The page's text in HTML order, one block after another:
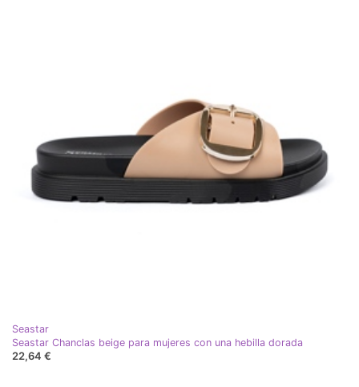
Seastar
Seastar Chanclas beige para mujeres con una hebilla dorada
22,64 €